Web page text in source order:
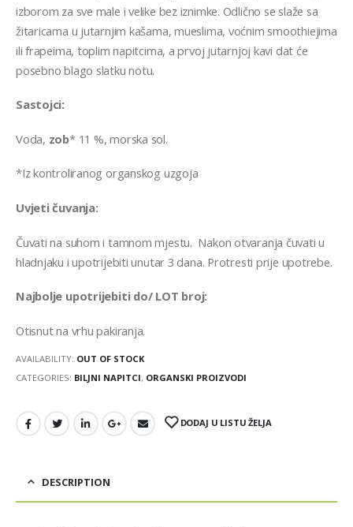
izborom za sve male i velike bez iznimke. Odlično se slaže sa
žitaricama u jutarnjim kašama, mueslima, voćnim smoothiejima
ili frapeima, toplim napitcima, a prvoj jutarnjoj kavi dat će
posebno blago slatku notu.
Sastojci:
Voda, zob* 11 %, morska sol.
*Iz kontroliranog organskog uzgoja
Uvjeti čuvanja:
Čuvati na suhom i tamnom mjestu. Nakon otvaranja čuvati u
hladnjaku i upotrijebiti unutar 3 dana. Protresti prije upotrebe.
Najbolje upotrijebiti do/ LOT broj:
Otisnut na vrhu pakiranja.
AVAILABILITY: OUT OF STOCK
CATEGORIES: BILJNI NAPITCI, ORGANSKI PROIZVODI
DODAJ U LISTU ŽELJA
DESCRIPTION